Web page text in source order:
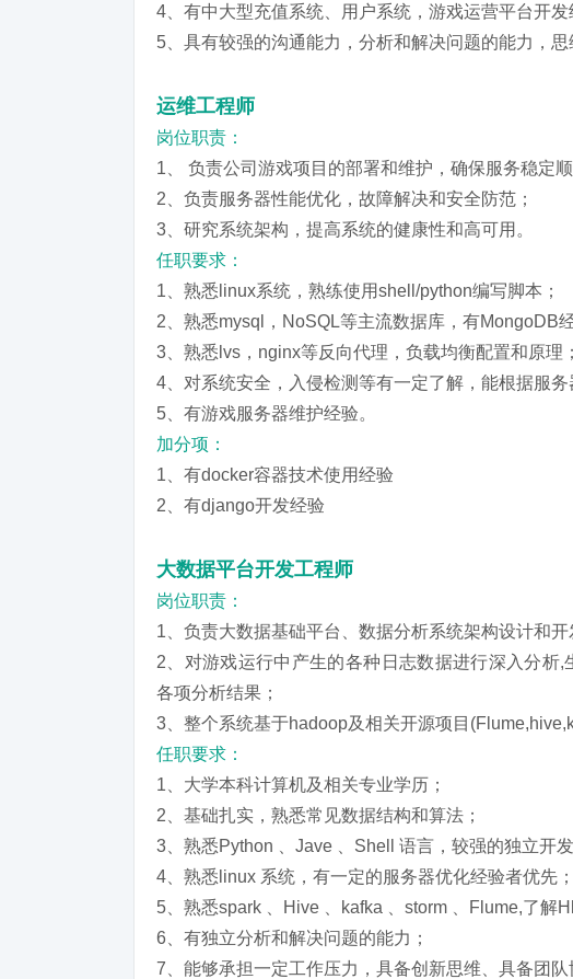
4、有中大型充值系统、用户系统，游戏运营平台开发
5、具有较强的沟通能力，分析和解决问题的能力，思
运维工程师
岗位职责：
1、 负责公司游戏项目的部署和维护，确保服务稳定顺
2、负责服务器性能优化，故障解决和安全防范；
3、研究系统架构，提高系统的健康性和高可用。
任职要求：
1、熟悉linux系统，熟练使用shell/python编写脚本；
2、熟悉mysql，NoSQL等主流数据库，有MongoDB
3、熟悉lvs，nginx等反向代理，负载均衡配置和原理；
4、对系统安全，入侵检测等有一定了解，能根据服务
5、有游戏服务器维护经验。
加分项：
1、有docker容器技术使用经验
2、有django开发经验
大数据平台开发工程师
岗位职责：
1、负责大数据基础平台、数据分析系统架构设计和开
2、对游戏运行中产生的各种日志数据进行深入分析
各项分析结果；
3、整个系统基于hadoop及相关开源项目
任职要求：
1、大学本科计算机及相关专业学历；
2、基础扎实，熟悉常见数据结构和算法；
3、熟悉Python 、Jave 、Shell 语言，较强的独立开
4、熟悉linux 系统，有一定的服务器优化经验者优先；
5、熟悉spark 、Hive 、kafka 、storm 、Flume,了解
6、有独立分析和解决问题的能力；
7、能够承担一定工作压力，具备创新思维、具备团队